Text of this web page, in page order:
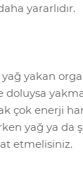
yararlıdır.
yakan
doluysa
çok enerji
yağ ya da
etmelisiniz.